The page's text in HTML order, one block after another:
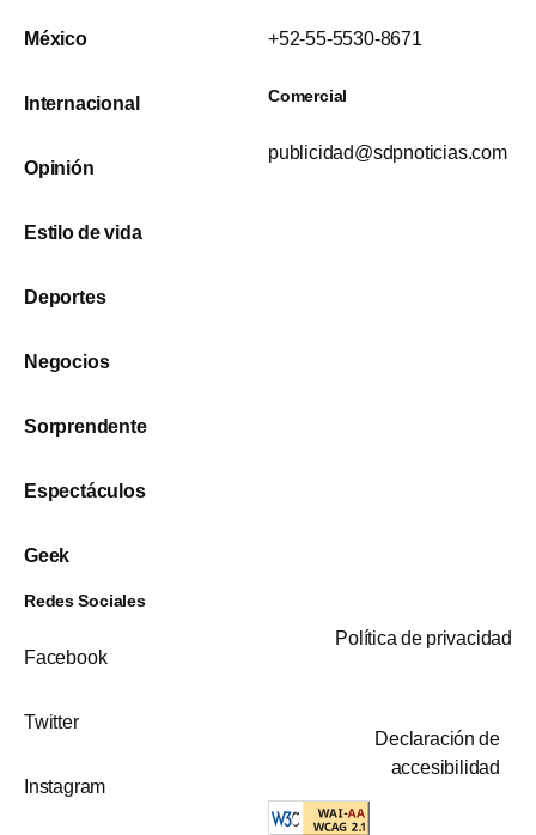
México
Internacional
Opinión
Estilo de vida
Deportes
Negocios
Sorprendente
Espectáculos
Geek
+52-55-5530-8671
Comercial
publicidad@sdpnoticias.com
Redes Sociales
Facebook
Twitter
Instagram
Política de privacidad
Declaración de
accesibilidad